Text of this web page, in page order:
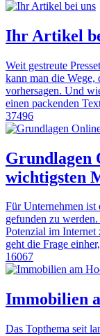
Ihr Artikel
Weit gestreute
kann man die Wege,
vorhersagen. Und
einen packenden
37496
Grundlagen
wichtigsten
Für Unternehmen ist
gefunden zu
Potenzial im
geht die Frage
16067
Immobilien
Das Topthema seit